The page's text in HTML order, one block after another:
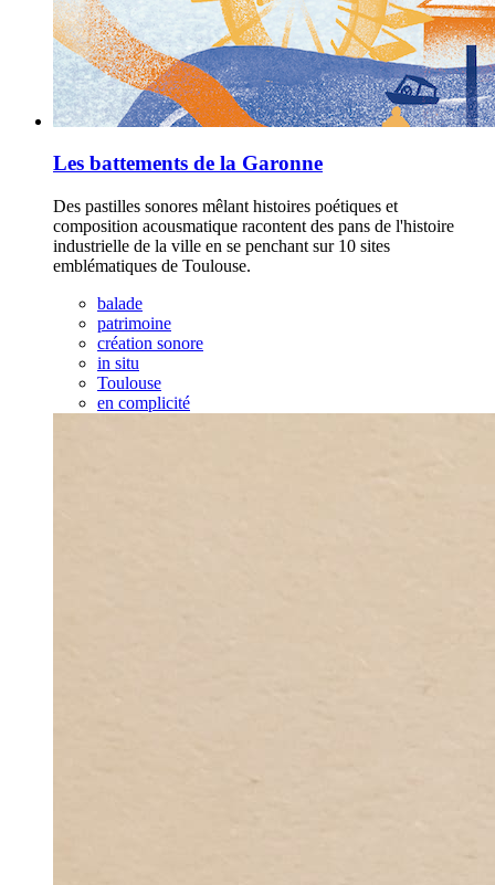
Les battements de la Garonne
Des pastilles sonores mêlant histoires poétiques et
composition acousmatique racontent des pans de l'histoire
industrielle de la ville en se penchant sur 10 sites
emblématiques de Toulouse.
balade
patrimoine
création sonore
in situ
Toulouse
en complicité